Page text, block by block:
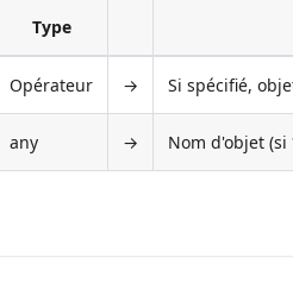
Type
Opérateur → Si spécifié,
any → Nom d'objet